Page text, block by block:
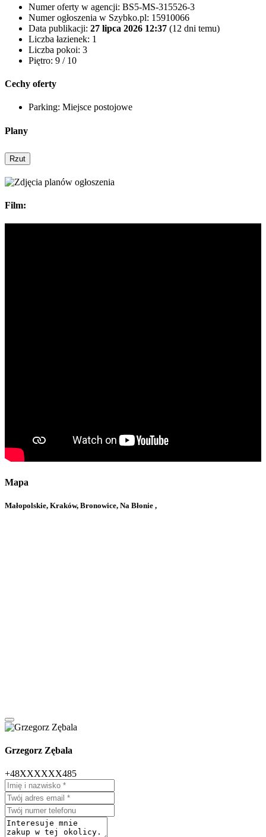
Numer oferty w agencji: BS5-MS-315526-3
Numer ogłoszenia w Szybko.pl: 15910066
Data publikacji: 27 lipca 2026 12:37 (12 dni temu)
Liczba łazienek: 1
Liczba pokoi: 3
Piętro: 9 / 10
Cechy oferty
Parking: Miejsce postojowe
Plany
Rzut
Film:
Mapa
Małopolskie, Kraków, Bronowice, Na Błonie ,
Grzegorz Zębala
+48XXXXXX485